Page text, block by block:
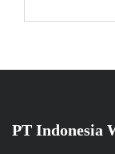
PT Indonesia